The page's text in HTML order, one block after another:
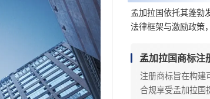
孟加拉国依托其蓬勃
法律框架与激励政策
孟加拉国商标注
注册商标旨在构建
合规享受孟加拉国